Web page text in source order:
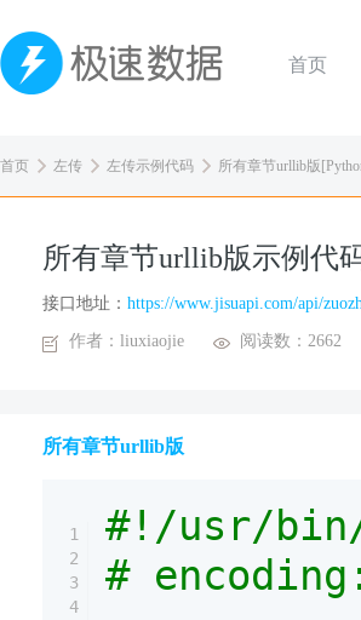
首页
首页 左传 左传示例代码 所有章节urllib版
所有章节urllib版示例代
接口地址： https://www.jisuapi.com/api/
作者：liuxiaojie 阅读数：2662
所有章节urllib版
1
2
3
4
#!/usr/
#